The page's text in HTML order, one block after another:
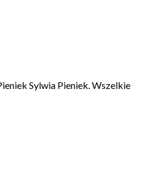
Sylwia Pieniek. Wszelkie